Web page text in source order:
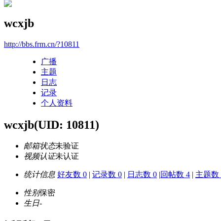
wcxjb
http://bbs.frm.cn/?10811
广播
主题
日志
记录
个人资料
wcxjb(UID: 10811)
邮箱状态未验证
视频认证未认证
统计信息 好友数 0 | 记录数 0 | 日志数 0 |回帖数 4 | 主题数
性别保密
生日-